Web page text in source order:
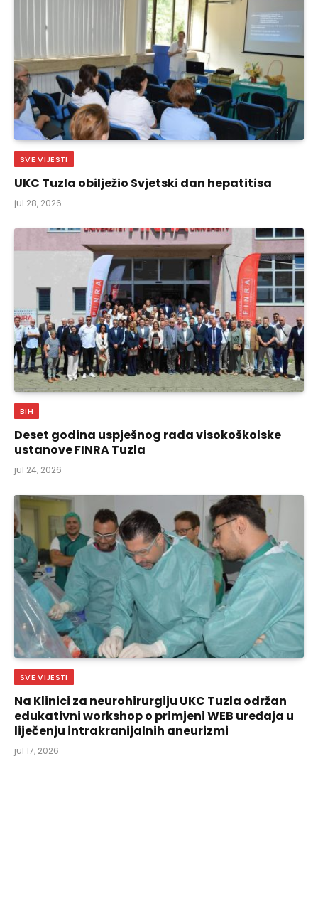
SVE VIJESTI
UKC Tuzla obilježio Svjetski dan hepatitisa
jul 28, 2026
BIH
Deset godina uspješnog rada visokoškolske
ustanove FINRA Tuzla
jul 24, 2026
SVE VIJESTI
Na Klinici za neurohirurgiju UKC Tuzla održan
edukativni workshop o primjeni WEB uređaja u
liječenju intrakranijalnih aneurizmi
jul 17, 2026